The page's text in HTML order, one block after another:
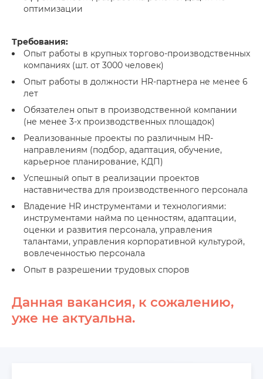
оптимизации
Требования:
Опыт работы в крупных торгово-производственных
компаниях (шт. от 3000 человек)
Опыт работы в должности HR-партнера не менее 6
лет
Обязателен опыт в производственной компании
(не менее 3‑х производственных площадок)
Реализованные проекты по различным HR-
направлениям (подбор, адаптация, обучение,
карьерное планирование, КДП)
Успешный опыт в реализации проектов
наставничества для производственного персонала
Владение HR инструментами и технологиями:
инструментами найма по ценностям, адаптации,
оценки и развития персонала, управления
талантами, управления корпоративной культурой,
вовлеченностью персонала
Опыт в разрешении трудовых споров
Данная вакансия, к сожалению,
уже не актуальна.